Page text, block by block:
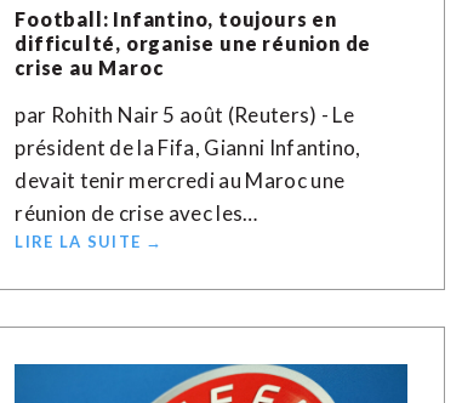
Football: Infantino, toujours en
difficulté, organise une réunion de
crise au Maroc
par Rohith Nair 5 août (Reuters) - Le
président de la Fifa, Gianni Infantino,
devait tenir mercredi au Maroc une
réunion de crise avec les…
LIRE LA SUITE →